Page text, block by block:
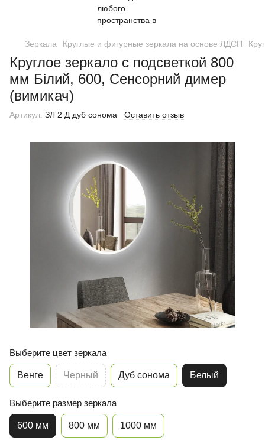
Зеркала Круглые и фигурные зеркала на основе ЛДСП
Круглое зеркало с подсветкой 800
мм Білий, 600, Сенсорний димер
(вимикач)
Артикул: ЗЛ 2 Д дуб сонома Оставить отзыв
Выберите цвет зеркала
Венге Черный Дуб сонома Белый
Выберите размер зеркала
600 мм 800 мм 1000 мм